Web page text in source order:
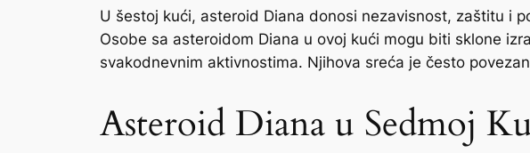
U šestoj kući, asteroid Diana donosi nezavisnost, zaštitu i
Osobe sa asteroidom Diana u ovoj kući mogu biti sklone
svakodnevnim aktivnostima. Njihova sreća je često
Asteroid Diana u Sedmoj